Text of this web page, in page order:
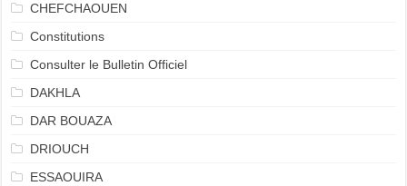
CHEFCHAOUEN
Constitutions
Consulter le Bulletin Officiel
DAKHLA
DAR BOUAZA
DRIOUCH
ESSAOUIRA